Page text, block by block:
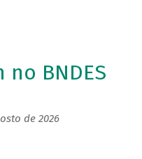
BNDES
de 2026